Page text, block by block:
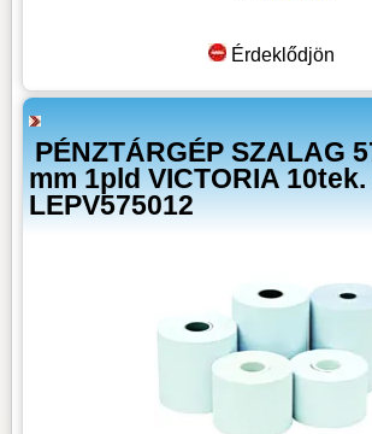
Érdeklődjön
PÉNZTÁRGÉP SZALAG
mm 1pld VICTORIA
LEPV575012